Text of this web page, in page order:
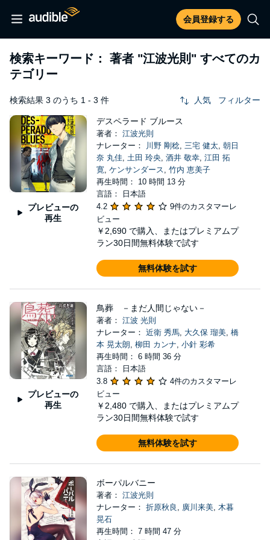
会員登録する
検索キーワード： 著者 "江波光則" すべてのカ
テゴリー
検索結果 3 のうち 1 - 3 件 人気 フィルター
プレビューの
再生
デスペラード ブルース
著者： 江波光則
ナレーター：
川野 剛稔, 三宅 健太, 朝日
奈 丸佳, 土田 玲央, 酒井 敬幸, 江田 拓
寛, ケンサンダース, 竹内 恵美子
再生時間： 10 時間 13 分
言語： 日本語
4.2
9件のカスタマーレ
ビュー
￥2,690 で購入、またはプレミアムプ
ラン30日間無料体験で試す
無料体験を試す
プレビューの
再生
鳥葬 －まだ人間じゃない－
著者： 江波 光則
ナレーター： 近衛 秀馬, 大久保 瑠美, 橋
本 晃太朗, 柳田 カンナ, 小針 彩希
再生時間： 6 時間 36 分
言語： 日本語
3.8
4件のカスタマーレ
ビュー
￥2,480 で購入、またはプレミアムプ
ラン30日間無料体験で試す
無料体験を試す
ボーパルバニー
著者： 江波光則
ナレーター： 折原秋良 , 廣川来美, 木暮
晃石
再生時間： 7 時間 47 分